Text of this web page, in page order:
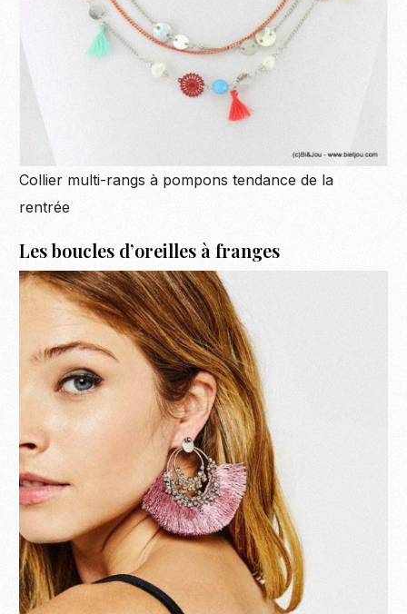
Collier multi-rangs à pompons tendance de la
rentrée
Les boucles d’oreilles à franges